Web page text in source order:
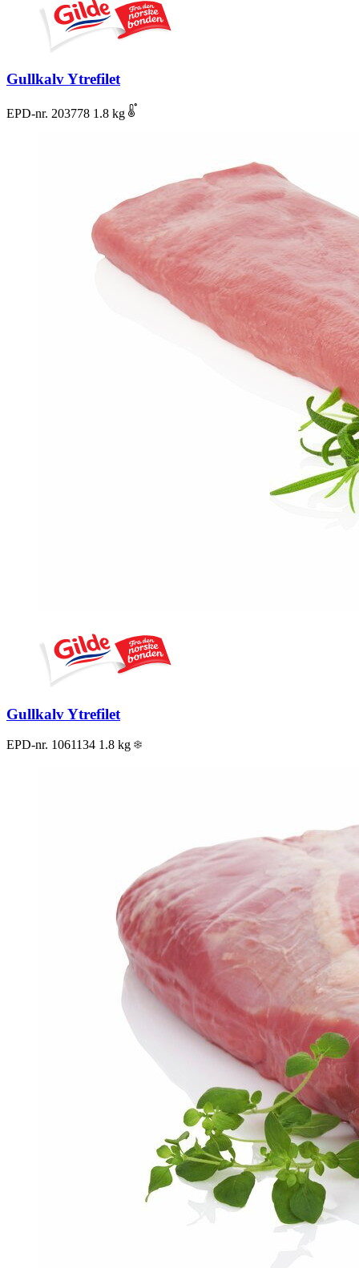
Gullkalv Ytrefilet
EPD-nr. 203778 1.8 kg
Gullkalv Ytrefilet
EPD-nr. 1061134 1.8 kg